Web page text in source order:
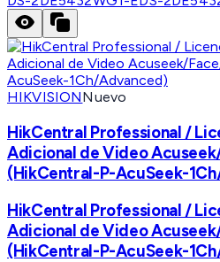
HIKVISIONNuevo
HikCentral Professional /
Adicional de Video
(HikCentral-P-AcuSeek-
HikCentral Professional /
Adicional de Video
(HikCentral-P-AcuSeek-